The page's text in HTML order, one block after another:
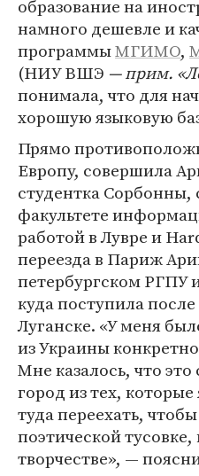
образование на
намного дешевле и
программыМГИМО,
(НИУ ВШЭ — прим.
понимала, что для
хорошую языковую
Прямо
Европу, совершила
студентка Сорбонны,
факультете
работой в Лувре и
переезда в Париж
петербургском РГПУ
куда поступила
Луганске. «У меня
из Украины
Мне казалось, что
город из тех, которые
туда переехать,
поэтической
творчестве», —